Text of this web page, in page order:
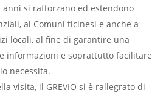
si rafforzano ed estendono
ai Comuni ticinesi e anche a
locali, al fine di garantire una
informazioni e soprattutto facilitare
necessita.
visita, il GREVIO si è rallegrato di